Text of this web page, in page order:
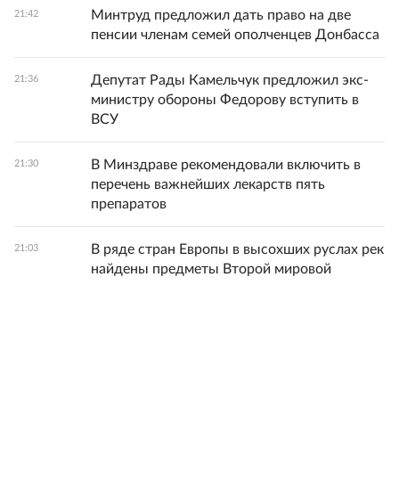
21:42
Минтруд предложил дать право на две
пенсии членам семей ополченцев Донбасса
21:36
Депутат Рады Камельчук предложил экс-
министру обороны Федорову вступить в
ВСУ
21:30
В Минздраве рекомендовали включить в
перечень важнейших лекарств пять
препаратов
21:03
В ряде стран Европы в высохших руслах рек
найдены предметы Второй мировой